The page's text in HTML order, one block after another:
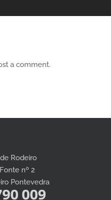
a comment.
Rodeiro
nº 2
Pontevedra